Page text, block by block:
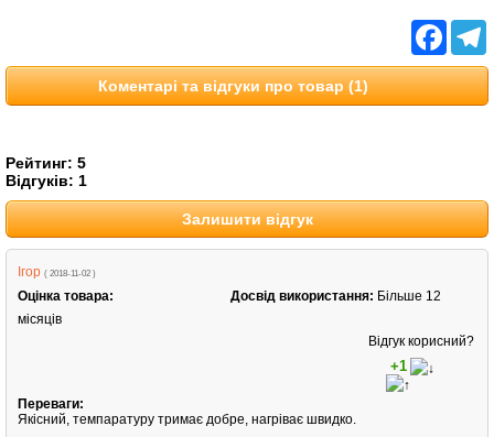
Коментарі та відгуки про товар (1)
Рейтинг: 5
Відгуків: 1
Залишити відгук
Ігор ( 2018-11-02 )
Оцінка товара: Досвід використання: Більше 12
місяців
Відгук корисний?
+1
Переваги:
Якісний, темпаратуру тримає добре, нагріває швидко.